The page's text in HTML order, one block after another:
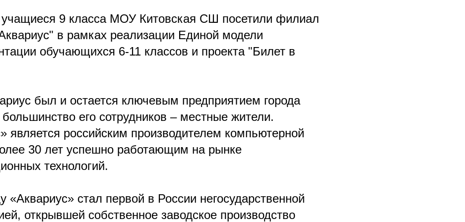
учащиеся 9 класса МОУ Китовская СШ посетили филиал
в рамках реализации Единой модели
обучающихся 6-11 классов и проекта "Билет в
был и остается ключевым предприятием города
его сотрудников – местные жители.
является российским производителем компьютерной
30 лет успешно работающим на рынке
технологий.
«Аквариус» стал первой в России негосударственной
открывшей собственное заводское производство